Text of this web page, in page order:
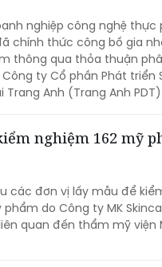
nghiệp công nghệ thực
chính thức công bố gia
thông qua thỏa thuận
ty Cổ phần Phát triển
Trang Anh (Trang Anh
nghiệm 162 mỹ
các đơn vị lấy mẫu để
do Công ty MK
quan đến thẩm mỹ viện